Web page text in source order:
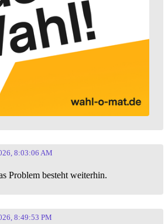
8:03:06 AM
Problem besteht weiterhin.
8:49:53 PM